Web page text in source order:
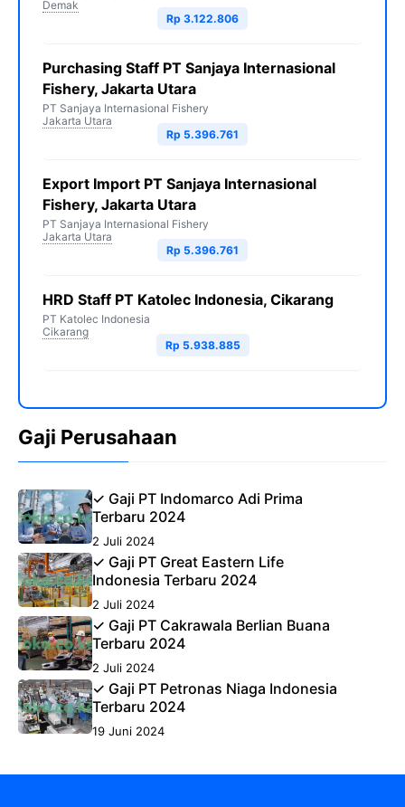
Demak
Rp 3.122.806
Purchasing Staff PT Sanjaya Internasional
Fishery, Jakarta Utara
PT Sanjaya Internasional Fishery
Jakarta Utara
Rp 5.396.761
Export Import PT Sanjaya Internasional
Fishery, Jakarta Utara
PT Sanjaya Internasional Fishery
Jakarta Utara
Rp 5.396.761
HRD Staff PT Katolec Indonesia, Cikarang
PT Katolec Indonesia
Cikarang
Rp 5.938.885
Gaji Perusahaan
✓ Gaji PT Indomarco Adi Prima
Terbaru 2024
2 Juli 2024
✓ Gaji PT Great Eastern Life
Indonesia Terbaru 2024
2 Juli 2024
✓ Gaji PT Cakrawala Berlian Buana
Terbaru 2024
2 Juli 2024
✓ Gaji PT Petronas Niaga Indonesia
Terbaru 2024
19 Juni 2024